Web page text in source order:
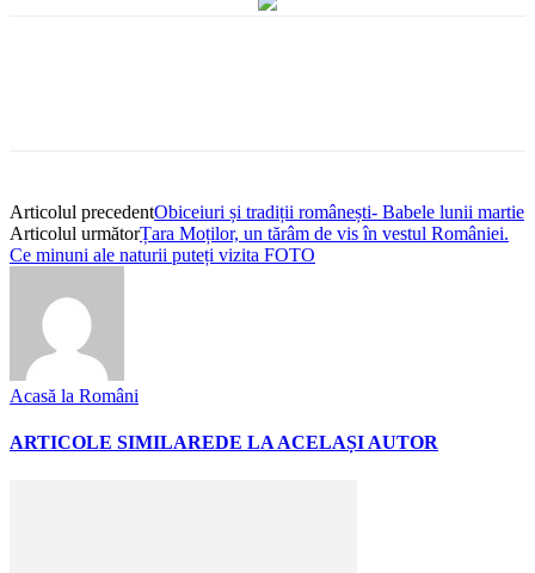
Articolul precedentObiceiuri și tradiții românești- Babele lunii martie
Articolul următorȚara Moților, un tărâm de vis în vestul României.
Ce minuni ale naturii puteți vizita FOTO
Acasă la Români
ARTICOLE SIMILAREDE LA ACELAȘI AUTOR